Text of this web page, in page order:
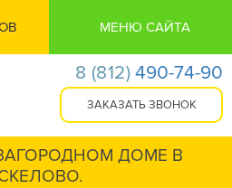
МЕНЮ САЙТА
8 (812) 490-74-90
ДОМЕ В